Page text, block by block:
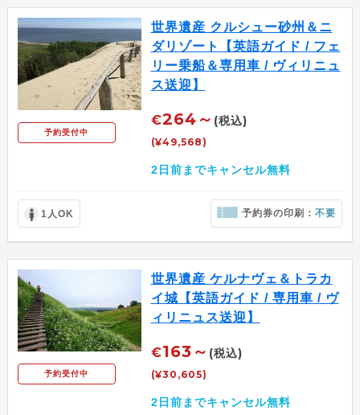
予約受付中
世界遺産 クルシュー砂州＆ニ
ダリゾート【英語ガイド / フェ
リー乗船＆専用車 / ヴィリニュ
ス送迎】
€264～ (税込)
(¥49,568)
2日前までキャンセル無料
1人OK 予約券の印刷：不要
予約受付中
世界遺産 ケルナヴェ＆トラカ
イ城【英語ガイド / 専用車 / ヴ
ィリニュス送迎】
€163～ (税込)
(¥30,605)
2日前までキャンセル無料